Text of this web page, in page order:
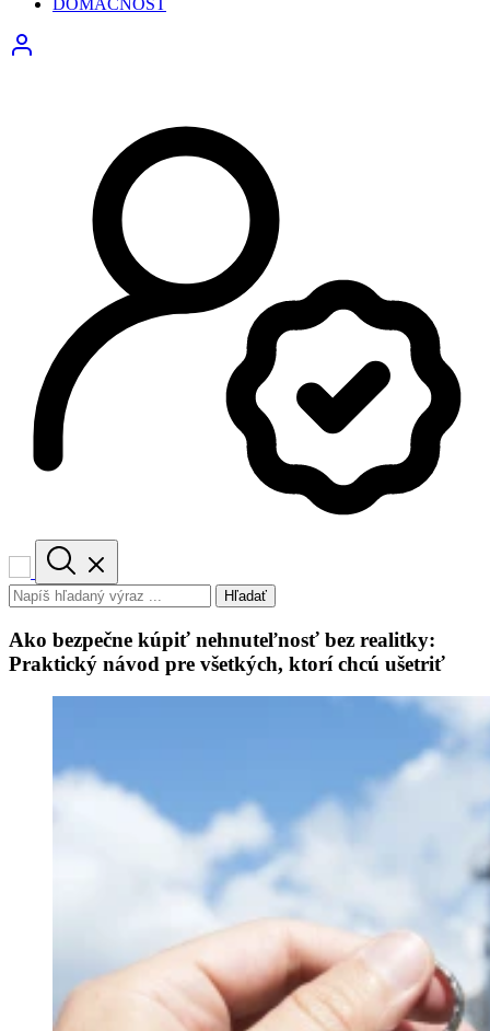
DOMÁCNOSŤ
Hľadať
Ako bezpečne kúpiť nehnuteľnosť bez realitky:
Praktický návod pre všetkých, ktorí chcú ušetriť